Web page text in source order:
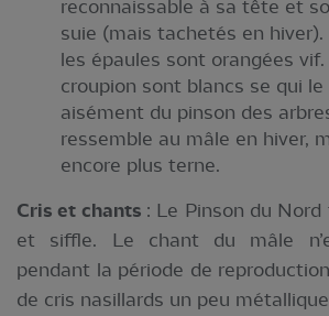
reconnaissable à sa tête et
suie (mais tachetés en
les épaules sont orangées
croupion sont blancs se qui
aisément du pinson des
ressemble au mâle en hiver,
encore plus terne.
Cris et chants : Le Pinson du
et siffle. Le chant du mâle
pendant la période de
de cris nasillards un peu métallique